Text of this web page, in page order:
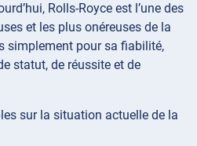
Rolls-Royce est l’une des
et les plus onéreuses de la
simplement pour sa fiabilité,
statut, de réussite et de
sur la situation actuelle de la